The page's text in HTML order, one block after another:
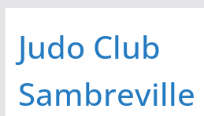
contenu
Judo Club
Sambreville